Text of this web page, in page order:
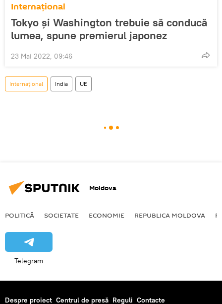
Internațional
Tokyo și Washington trebuie să conducă
lumea, spune premierul japonez
23 Mai 2022, 09:46
Internațional India UE
Moldova
POLITICĂ SOCIETATE ECONOMIE REPUBLICA MOLDOVA
Telegram
Despre proiect Centrul de presă Reguli Contacte